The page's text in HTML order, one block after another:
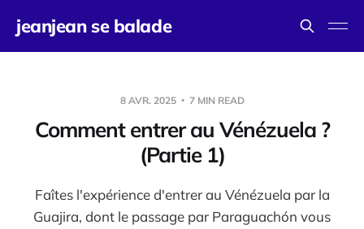
jeanjean se balade
8 AVR. 2025 7 MIN READ
Comment entrer au Vénézuela ?
(Partie 1)
Faîtes l'expérience d'entrer au Vénézuela par la
Guajira, dont le passage par Paraguachón vous